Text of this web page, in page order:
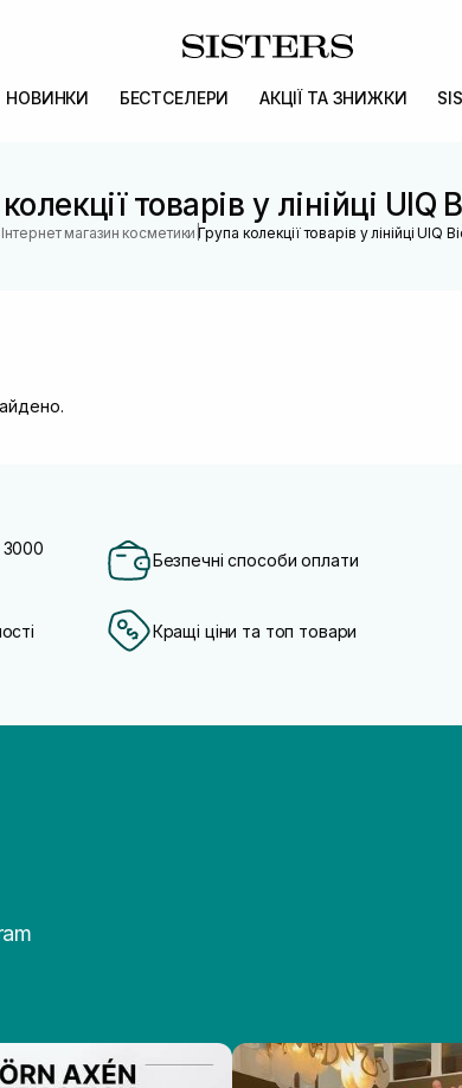
НОВИНКИ БЕСТСЕЛЕРИ АКЦІЇ ТА ЗНИЖКИ
товарів у лінійці UIQ
Інтернет магазин косметики |Група колекції товарів у лінійці UIQ
3000
Безпечні способи оплати
Кращі ціни та топ товари